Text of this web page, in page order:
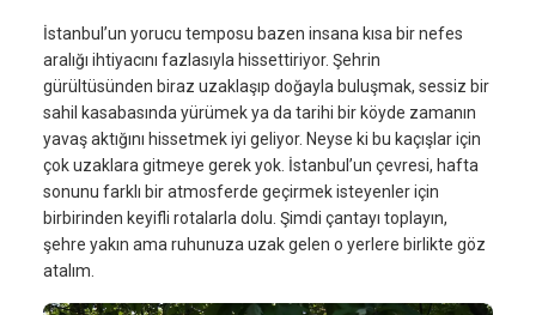
İstanbul’un yorucu temposu bazen insana kısa bir nefes
aralığı ihtiyacını fazlasıyla hissettiriyor. Şehrin
gürültüsünden biraz uzaklaşıp doğayla buluşmak, sessiz bir
sahil kasabasında yürümek ya da tarihi bir köyde zamanın
yavaş aktığını hissetmek iyi geliyor. Neyse ki bu kaçışlar için
çok uzaklara gitmeye gerek yok. İstanbul’un çevresi, hafta
sonunu farklı bir atmosferde geçirmek isteyenler için
birbirinden keyifli rotalarla dolu. Şimdi çantayı toplayın,
şehre yakın ama ruhunuza uzak gelen o yerlere birlikte göz
atalım.